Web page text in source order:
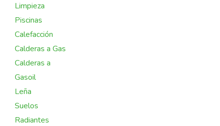
Limpieza
Piscinas
Calefacción
Calderas a Gas
Calderas a
Gasoil
Leña
Suelos
Radiantes